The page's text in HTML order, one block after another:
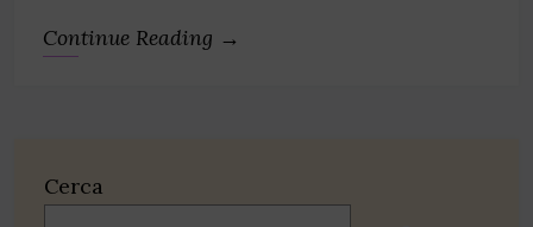
Continue Reading →
Cerca